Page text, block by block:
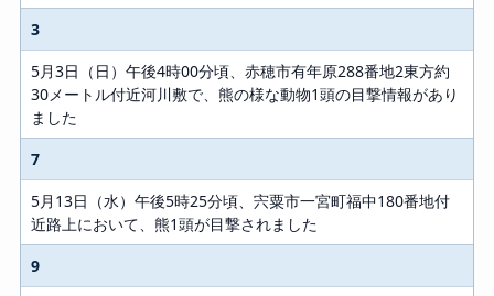
3
5月3日（日）午後4時00分頃、赤穂市有年原288番地2東方約
30メートル付近河川敷で、熊の様な動物1頭の目撃情報があり
ました
7
5月13日（水）午後5時25分頃、宍粟市一宮町福中180番地付
近路上において、熊1頭が目撃されました
9